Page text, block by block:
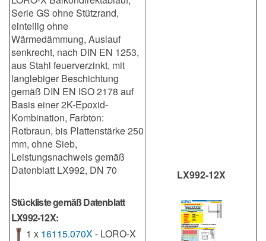
Serie GS ohne Stützrand,
einteilig ohne
Wärmedämmung, Auslauf
senkrecht, nach DIN EN 1253,
aus Stahl feuerverzinkt, mit
langlebiger Beschichtung
gemäß DIN EN ISO 2178 auf
Basis einer 2K-Epoxid-
Kombination, Farbton:
Rotbraun, bis Plattenstärke 250
mm, ohne Sieb,
Leistungsnachweis gemäß
Datenblatt LX992, DN 70
Stückliste gemäß Datenblatt
LX992-12X:
1 x 16115.070X- LORO-X
LX992-12X